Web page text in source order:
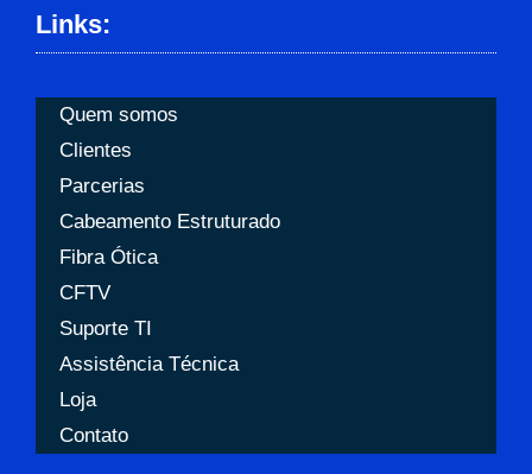
Links:
Quem somos
Clientes
Parcerias
Cabeamento Estruturado
Fibra Ótica
CFTV
Suporte TI
Assistência Técnica
Loja
Contato